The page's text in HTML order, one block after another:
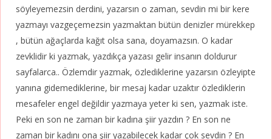
söyleyemezsin derdini, yazarsın o zaman, sevdin mi bir kere
yazmayı vazgeçemezsin yazmaktan bütün denizler mürekkep
, bütün ağaçlarda kağıt olsa sana, doyamazsın. O kadar
zevklidir ki yazmak, yazdıkça yazası gelir insanın doldurur
sayfalarca.. Özlemdir yazmak, özlediklerine yazarsın özleyipte
yanına gidemediklerine, bir mesaj kadar uzaktır özlediklerin
mesafeler engel değildir yazmaya yeter ki sen, yazmak iste.
Peki en son ne zaman bir kadına şiir yazdın ? En son ne
zaman bir kadını ona şiir yazabilecek kadar çok sevdin ? En